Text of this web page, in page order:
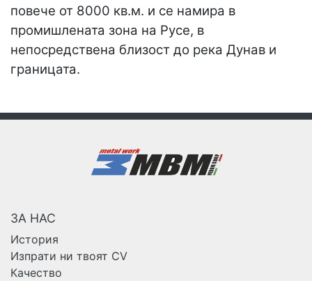
повече от 8000 кв.м. и се намира в
промишлената зона на Русе, в
непосредствена близост до река Дунав и
границата.
ЗА НАС
История
Изпрати ни твоят CV
Качество